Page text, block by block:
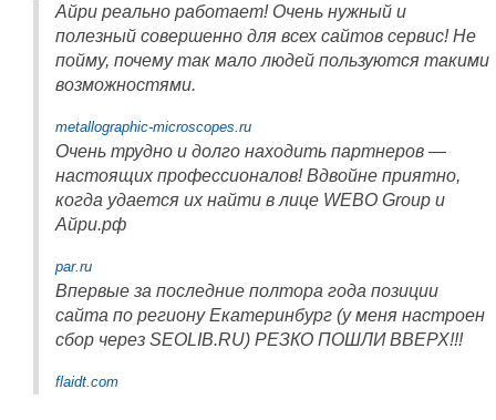
Айри реально работает! Очень нужный и
полезный совершенно для всех сайтов сервис! Не
пойму, почему так мало людей пользуются такими
возможностями.
metallographic-microscopes.ru
Очень трудно и долго находить партнеров —
настоящих профессионалов! Вдвойне приятно,
когда удается их найти в лице WEBO Group и
Айри.рф
par.ru
Впервые за последние полтора года позиции
сайта по региону Екатеринбург (у меня настроен
сбор через SEOLIB.RU) РЕЗКО ПОШЛИ ВВЕРХ!!!
flaidt.com